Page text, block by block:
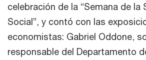
celebración de la “Semana de la
Social”, y contó con las
economistas: Gabriel Oddone,
responsable del Departamento